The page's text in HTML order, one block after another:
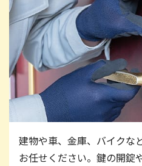
建物や車、金庫、バイクな
お任せください。鍵の開錠